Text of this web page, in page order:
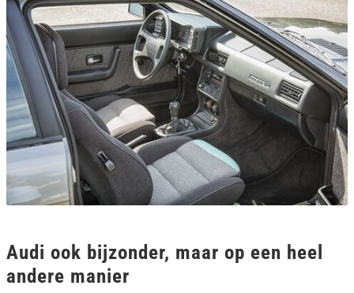
Audi ook bijzonder, maar op een heel
andere manier